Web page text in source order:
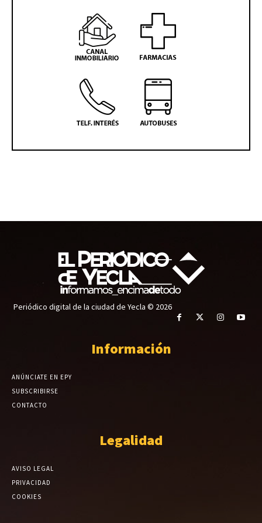
Periódico digital de la ciudad de Yecla © 2026
Información
ANÚNCIATE EN EPY
SUBSCRIBIRSE
CONTACTO
Legalidad
AVISO LEGAL
PRIVACIDAD
COOKIES